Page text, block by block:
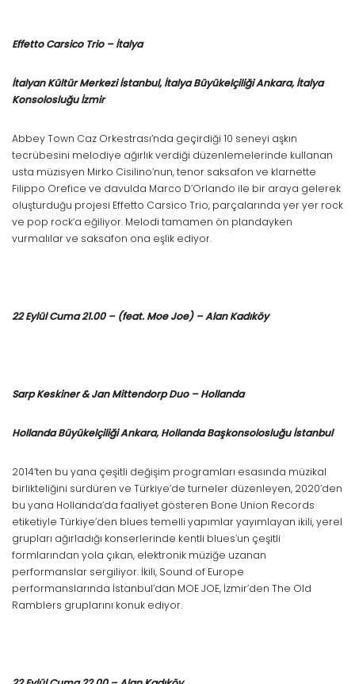
Effetto Carsico Trio – İtalya
İtalyan Kültür Merkezi İstanbul, İtalya Büyükelçiliği Ankara, İtalya
Konsolosluğu İzmir
Abbey Town Caz Orkestrası’nda geçirdiği 10 seneyi aşkın
tecrübesini melodiye ağırlık verdiği düzenlemelerinde kullanan
usta müzisyen Mirko Cisilino’nun, tenor saksafon ve klarnette
Filippo Orefice ve davulda Marco D’Orlando ile bir araya gelerek
oluşturduğu projesi Effetto Carsico Trio, parçalarında yer yer rock
ve pop rock’a eğiliyor. Melodi tamamen ön plandayken
vurmalılar ve saksafon ona eşlik ediyor.
22 Eylül Cuma 21.00 – (feat. Moe Joe) – Alan Kadıköy
Sarp Keskiner & Jan Mittendorp Duo – Hollanda
Hollanda Büyükelçiliği Ankara, Hollanda Başkonsolosluğu İstanbul
2014’ten bu yana çeşitli değişim programları esasında müzikal
birlikteliğini sürdüren ve Türkiye’de turneler düzenleyen, 2020’den
bu yana Hollanda’da faaliyet gösteren Bone Union Records
etiketiyle Türkiye’den blues temelli yapımlar yayımlayan ikili, yerel
grupları ağırladığı konserlerinde kentli blues’un çeşitli
formlarından yola çıkan, elektronik müziğe uzanan
performanslar sergiliyor. İkili, Sound of Europe
performanslarında İstanbul’dan MOE JOE, İzmir’den The Old
Ramblers gruplarını konuk ediyor.